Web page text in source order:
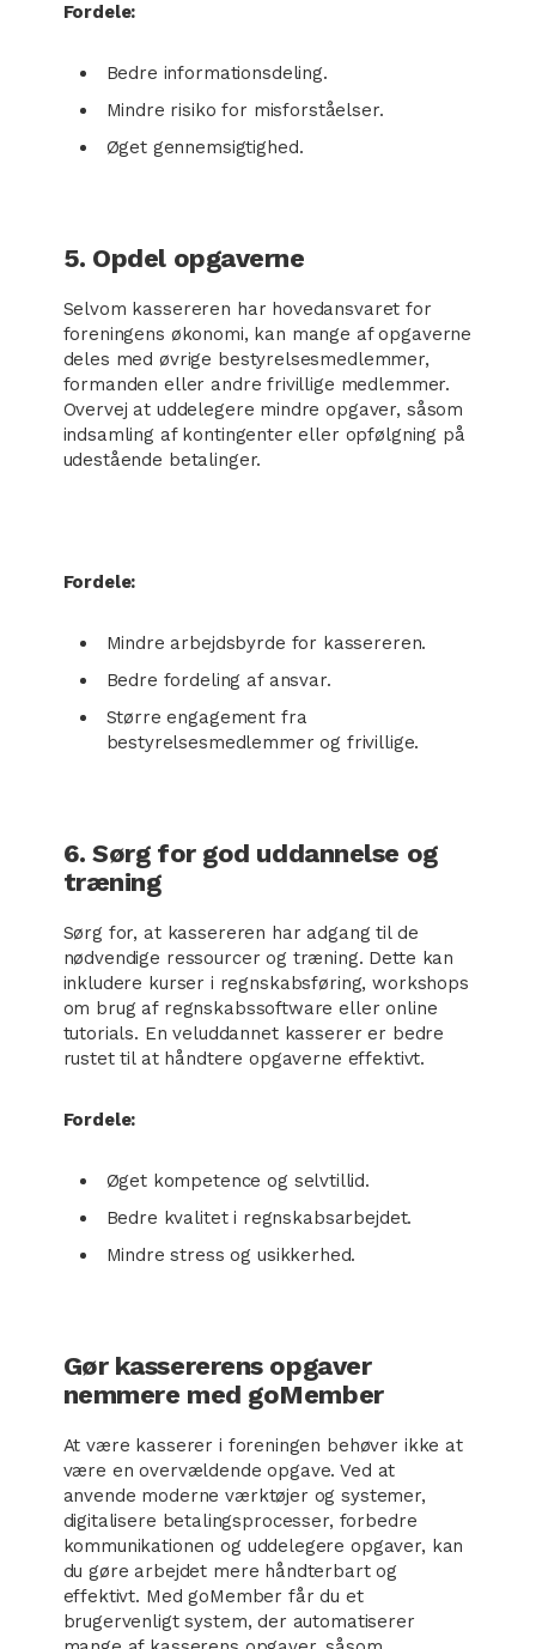
Fordele:
Bedre informationsdeling.
Mindre risiko for misforståelser.
Øget gennemsigtighed.
5. Opdel opgaverne
Selvom kassereren har hovedansvaret for
foreningens økonomi, kan mange af opgaverne
deles med øvrige bestyrelsesmedlemmer,
formanden eller andre frivillige medlemmer.
Overvej at uddelegere mindre opgaver, såsom
indsamling af kontingenter eller opfølgning på
udestående betalinger.
Fordele:
Mindre arbejdsbyrde for kassereren.
Bedre fordeling af ansvar.
Større engagement fra
bestyrelsesmedlemmer og frivillige.
6. Sørg for god uddannelse og
træning
Sørg for, at kassereren har adgang til de
nødvendige ressourcer og træning. Dette kan
inkludere kurser i regnskabsføring, workshops
om brug af regnskabssoftware eller online
tutorials. En veluddannet kasserer er bedre
rustet til at håndtere opgaverne effektivt.
Fordele:
Øget kompetence og selvtillid.
Bedre kvalitet i regnskabsarbejdet.
Mindre stress og usikkerhed.
Gør kassererens opgaver
nemmere med goMember
At være kasserer i foreningen behøver ikke at
være en overvældende opgave. Ved at
anvende moderne værktøjer og systemer,
digitalisere betalingsprocesser, forbedre
kommunikationen og uddelegere opgaver, kan
du gøre arbejdet mere håndterbart og
effektivt. Med goMember får du et
brugervenligt system, der automatiserer